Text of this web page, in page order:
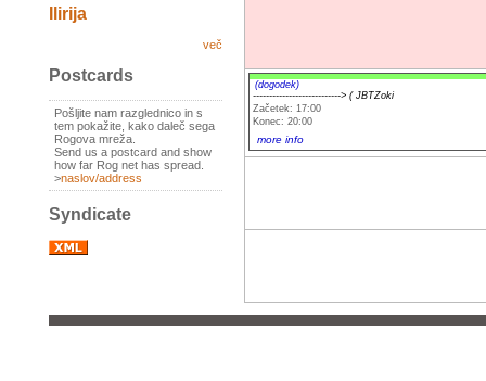
Ilirija
več
Postcards
Pošljite nam razglednico in s
tem pokažite, kako daleč sega
Rogova mreža.
Send us a postcard and show
how far Rog net has spread.
>naslov/address
Syndicate
(dogodek)
---------------------------> ( JBTZoki
Začetek: 17:00
Konec: 20:00
more info